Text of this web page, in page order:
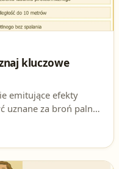
kluczowe
emitujące efekty
uznane za broń palną
się na egzaminie
znasz poprawną